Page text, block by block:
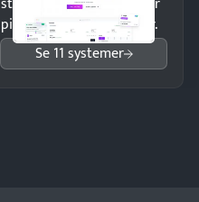
pipeline og opfølgninger.
Se 11 systemer